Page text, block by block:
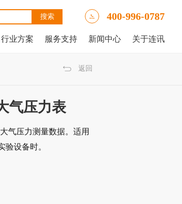
400-996-0787
行业方案 服务支持 新闻中心 关于连讯
返回
气压力表
气压力测量数据。适用
验设备时。